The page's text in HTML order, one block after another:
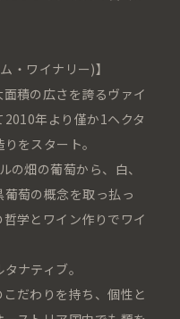
・ワイナリー)】
積の広さを誇るヴァイ
年より僅か1ヘクタ
をスタート。
の畑の葡萄から、白、
萄の概念を取っ払っ
学とワイン作りでワイ
ナティブ。
だわりを持ち、個性と